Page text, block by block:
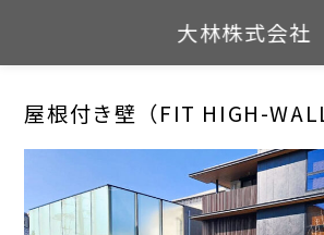
content
大林株式会社
屋根付き壁（FIT HIGH-WALL